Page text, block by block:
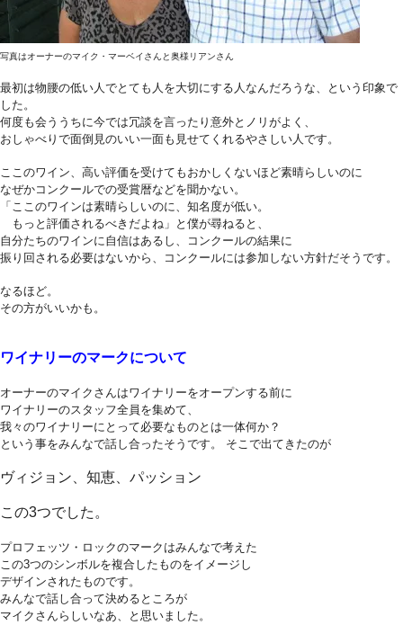
写真はオーナーのマイク・マーベイさんと奥様リアンさん
最初は物腰の低い人でとても人を大切にする人なんだろうな、という印象で
した。
何度も会ううちに今では冗談を言ったり意外とノリがよく、
おしゃべりで面倒見のいい一面も見せてくれるやさしい人です。
ここのワイン、高い評価を受けてもおかしくないほど素晴らしいのに
なぜかコンクールでの受賞暦などを聞かない。
「ここのワインは素晴らしいのに、知名度が低い。
もっと評価されるべきだよね」と僕が尋ねると、
自分たちのワインに自信はあるし、コンクールの結果に
振り回される必要はないから、コンクールには参加しない方針だそうです。
なるほど。
その方がいいかも。
ワイナリーのマークについて
オーナーのマイクさんはワイナリーをオープンする前に
ワイナリーのスタッフ全員を集めて、
我々のワイナリーにとって必要なものとは一体何か？
という事をみんなで話し合ったそうです。 そこで出てきたのが
ヴィジョン、知恵、パッション
この3つでした。
プロフェッツ・ロックのマークはみんなで考えた
この3つのシンボルを複合したものをイメージし
デザインされたものです。
みんなで話し合って決めるところが
マイクさんらしいなあ、と思いました。